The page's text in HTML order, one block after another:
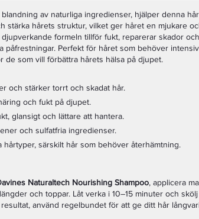
av naturliga ingredienser, hjälper denna
stärka hårets struktur, vilket ger håret en mjukare
formeln tillför fukt, reparerar skador och
påfrestningar. Perfekt för håret som behöver intensiv
de som vill förbättra hårets hälsa på djupet.
och stärker torrt och skadat hår.
och fukt på djupet.
glansigt och lättare att hantera.
och sulfatfria ingredienser.
hårtyper, särskilt hår som behöver återhämtning.
Naturaltech Nourishing Shampoo, applicera
och toppar. Låt verka i 10–15 minuter och
använd regelbundet för att ge ditt hår